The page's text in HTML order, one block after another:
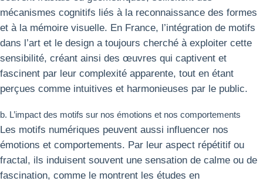
mécanismes cognitifs liés à la reconnaissance des formes
et à la mémoire visuelle. En France, l’intégration de motifs
dans l’art et le design a toujours cherché à exploiter cette
sensibilité, créant ainsi des œuvres qui captivent et
fascinent par leur complexité apparente, tout en étant
perçues comme intuitives et harmonieuses par le public.
b. L’impact des motifs sur nos émotions et nos comportements
Les motifs numériques peuvent aussi influencer nos
émotions et comportements. Par leur aspect répétitif ou
fractal, ils induisent souvent une sensation de calme ou de
fascination, comme le montrent les études en